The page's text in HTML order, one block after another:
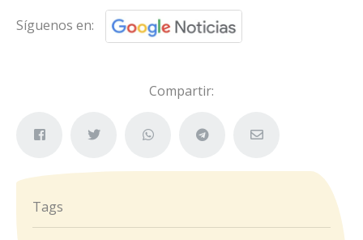
Síguenos en:
Compartir:
Tags